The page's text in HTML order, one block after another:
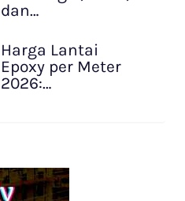
dan…
Harga Lantai
Epoxy per Meter
2026:…